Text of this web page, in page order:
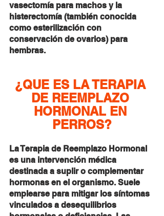
vasectomía para machos y la
histerectomía (también conocida
como esterilización con
conservación de ovarios) para
hembras.
¿QUE ES LA TERAPIA
DE REEMPLAZO
HORMONAL EN
PERROS?
La Terapia de Reemplazo Hormonal
es una intervención médica
destinada a suplir o complementar
hormonas en el organismo. Suele
emplearse para mitigar los síntomas
vinculados a desequilibrios